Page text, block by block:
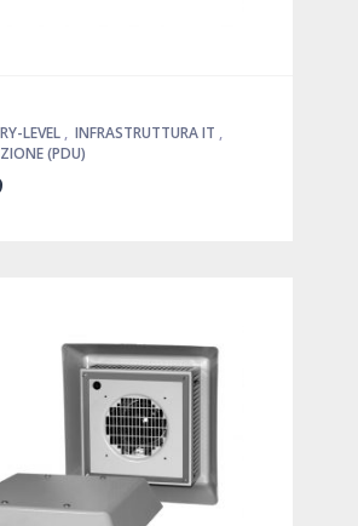
LEVEL , INFRASTRUTTURA IT ,
(PDU)